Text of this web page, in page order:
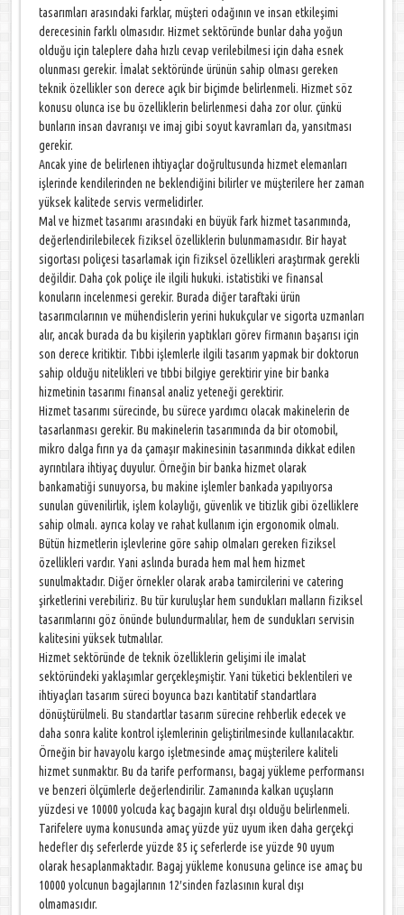
tasarımları arasındaki farklar, müşteri odağının ve insan etkileşimi
derecesinin farklı olmasıdır. Hizmet sektöründe bunlar daha yoğun
olduğu için taleplere daha hızlı cevap verilebilmesi için daha esnek
olunması gerekir. İmalat sektöründe ürünün sahip olması gereken
teknik özellikler son derece açık bir biçimde belirlenmeli. Hizmet söz
konusu olunca ise bu özelliklerin belirlenmesi daha zor olur. çünkü
bunların insan davranışı ve imaj gibi soyut kavramları da, yansıtması
gerekir.
Ancak yine de belirlenen ihtiyaçlar doğrultusunda hizmet elemanları
işlerinde kendilerinden ne beklendiğini bilirler ve müşterilere her zaman
yüksek kalitede servis vermelidirler.
Mal ve hizmet tasarımı arasındaki en büyük fark hizmet tasarımında,
değerlendirilebilecek fiziksel özelliklerin bulunmamasıdır. Bir hayat
sigortası poliçesi tasarlamak için fiziksel özellikleri araştırmak gerekli
değildir. Daha çok poliçe ile ilgili hukuki. istatistiki ve finansal
konuların incelenmesi gerekir. Burada diğer taraftaki ürün
tasarımcılarının ve mühendislerin yerini hukukçular ve sigorta uzmanları
alır, ancak burada da bu kişilerin yaptıkları görev firmanın başarısı için
son derece kritiktir. Tıbbi işlemlerle ilgili tasarım yapmak bir doktorun
sahip olduğu nitelikleri ve tıbbi bilgiye gerektirir yine bir banka
hizmetinin tasarımı finansal analiz yeteneği gerektirir.
Hizmet tasarımı sürecinde, bu sürece yardımcı olacak makinelerin de
tasarlanması gerekir. Bu makinelerin tasarımında da bir otomobil,
mikro dalga fırın ya da çamaşır makinesinin tasarımında dikkat edilen
ayrıntılara ihtiyaç duyulur. Örneğin bir banka hizmet olarak
bankamatiği sunuyorsa, bu makine işlemler bankada yapılıyorsa
sunulan güvenilirlik, işlem kolaylığı, güvenlik ve titizlik gibi özelliklere
sahip olmalı. ayrıca kolay ve rahat kullanım için ergonomik olmalı.
Bütün hizmetlerin işlevlerine göre sahip olmaları gereken fiziksel
özellikleri vardır. Yani aslında burada hem mal hem hizmet
sunulmaktadır. Diğer örnekler olarak araba tamircilerini ve catering
şirketlerini verebiliriz. Bu tür kuruluşlar hem sundukları malların fiziksel
tasarımlarını göz önünde bulundurmalılar, hem de sundukları servisin
kalitesini yüksek tutmalılar.
Hizmet sektöründe de teknik özelliklerin gelişimi ile imalat
sektöründeki yaklaşımlar gerçekleşmiştir. Yani tüketici beklentileri ve
ihtiyaçları tasarım süreci boyunca bazı kantitatif standartlara
dönüştürülmeli. Bu standartlar tasarım sürecine rehberlik edecek ve
daha sonra kalite kontrol işlemlerinin geliştirilmesinde kullanılacaktır.
Örneğin bir havayolu kargo işletmesinde amaç müşterilere kaliteli
hizmet sunmaktır. Bu da tarife performansı, bagaj yükleme performansı
ve benzeri ölçümlerle değerlendirilir. Zamanında kalkan uçuşların
yüzdesi ve 10000 yolcuda kaç bagajın kural dışı olduğu belirlenmeli.
Tarifelere uyma konusunda amaç yüzde yüz uyum iken daha gerçekçi
hedefler dış seferlerde yüzde 85 iç seferlerde ise yüzde 90 uyum
olarak hesaplanmaktadır. Bagaj yükleme konusuna gelince ise amaç bu
10000 yolcunun bagajlarının 12′sinden fazlasının kural dışı
olmamasıdır.